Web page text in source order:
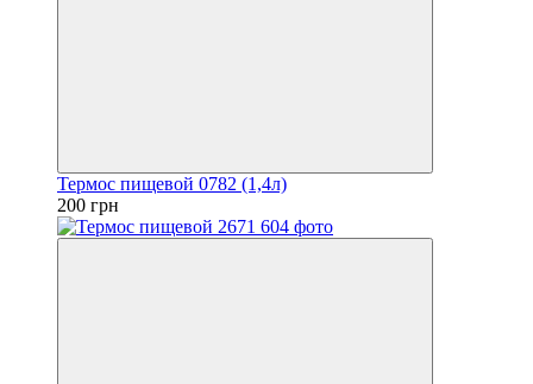
Термос пищевой 0782 (1,4л)
200 грн